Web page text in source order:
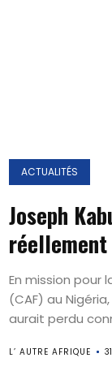
ACTUALITÉS
Joseph
En mission
(CAF) au
aurait perdu
L’ AUTRE AFRIQUE